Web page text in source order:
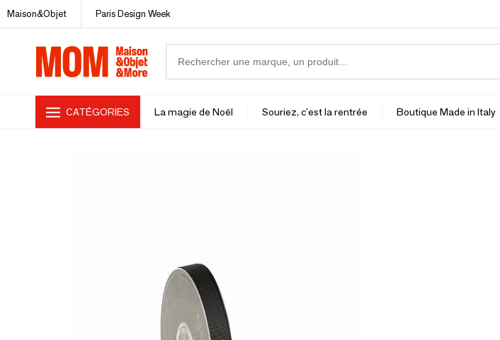
Maison&Objet Paris Design Week
CATÉGORIES La magie de Noël Souriez, c'est la rentrée Boutique Made in Italy